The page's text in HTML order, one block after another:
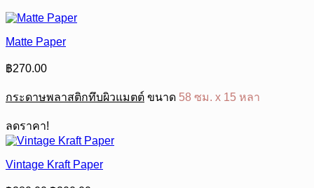
Matte Paper
฿270.00
กระดาษพลาสติกทึบผิวแมตต์ ขนาด 58 ซม. x 15 หลา
ลดราคา!
Vintage Kraft Paper